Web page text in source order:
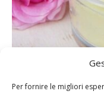
Per fornire le migliori
prendersi cura